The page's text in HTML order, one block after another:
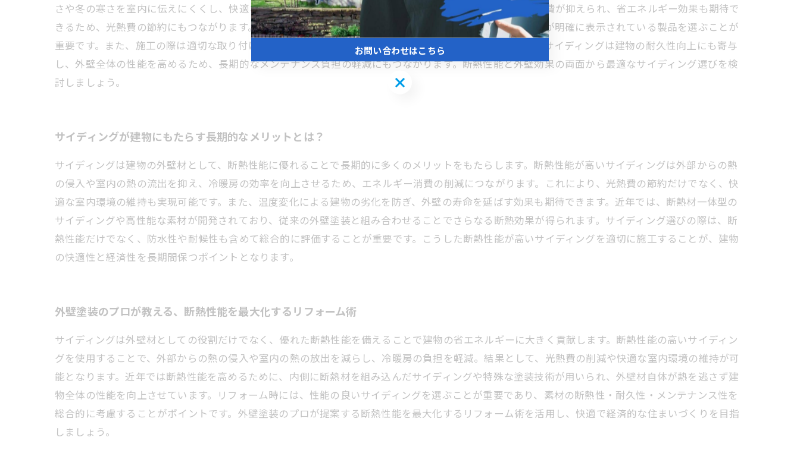
さや冬の寒さを室内に伝えにくくし、快適な室温を保つことができます。これにより冷暖房のエネルギー消費が抑えられ、省エネルギー効果も期待で
きるため、光熱費の節約にもつながります。選ぶ際には、断熱性能を示す指標や素材の特性を確認し、性能が明確に表示されている製品を選ぶことが
重要です。また、施工の際は適切な取り付けが断熱効果を最大限に活かすカギとなります。断熱性に優れたサイディングは建物の耐久性向上にも寄与
し、外壁全体の性能を高めるため、長期的なメンテナンス負担の軽減にもつながります。断熱性能と外壁効果の両面から最適なサイディング選びを検
討しましょう。
サイディングが建物にもたらす長期的なメリットとは？
サイディングは建物の外壁材として、断熱性能に優れることで長期的に多くのメリットをもたらします。断熱性能が高いサイディングは外部からの熱
の侵入や室内の熱の流出を抑え、冷暖房の効率を向上させるため、エネルギー消費の削減につながります。これにより、光熱費の節約だけでなく、快
適な室内環境の維持も実現可能です。また、温度変化による建物の劣化を防ぎ、外壁の寿命を延ばす効果も期待できます。近年では、断熱材一体型の
サイディングや高性能な素材が開発されており、従来の外壁塗装と組み合わせることでさらなる断熱効果が得られます。サイディング選びの際は、断
熱性能だけでなく、防水性や耐候性も含めて総合的に評価することが重要です。こうした断熱性能が高いサイディングを適切に施工することが、建物
の快適性と経済性を長期間保つポイントとなります。
外壁塗装のプロが教える、断熱性能を最大化するリフォーム術
サイディングは外壁材としての役割だけでなく、優れた断熱性能を備えることで建物の省エネルギーに大きく貢献します。断熱性能の高いサイディン
グを使用することで、外部からの熱の侵入や室内の熱の放出を減らし、冷暖房の負担を軽減。結果として、光熱費の削減や快適な室内環境の維持が可
能となります。近年では断熱性能を高めるために、内側に断熱材を組み込んだサイディングや特殊な塗装技術が用いられ、外壁材自体が熱を逃さず建
物全体の性能を向上させています。リフォーム時には、性能の良いサイディングを選ぶことが重要であり、素材の断熱性・耐久性・メンテナンス性を
総合的に考慮することがポイントです。外壁塗装のプロが提案する断熱性能を最大化するリフォーム術を活用し、快適で経済的な住まいづくりを目指
しましょう。
お問い合わせはこちら
お問い合わせはこちら